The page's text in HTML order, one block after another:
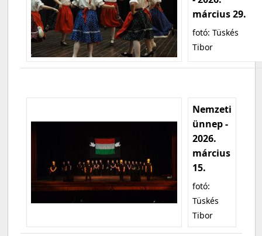
március 29.
fotó: Tüskés
Tibor
Nemzeti
ünnep -
2026.
március
15.
fotó:
Tüskés
Tibor